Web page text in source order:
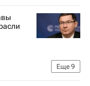
Еще9
Якушев